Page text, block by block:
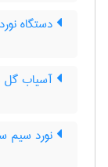
دستگاه
آسیاب گل
نورد سیم